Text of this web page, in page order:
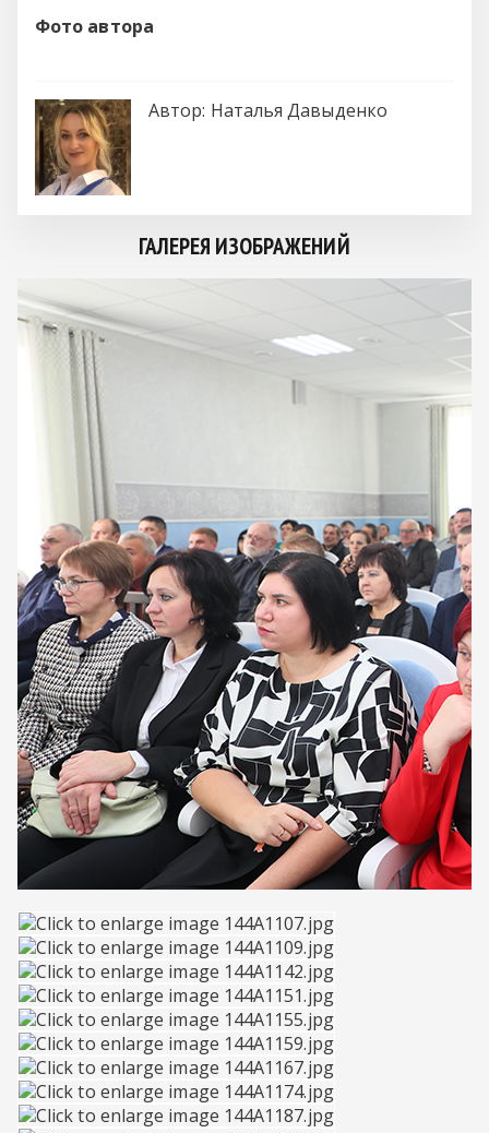
Фото автора
Автор: Наталья Давыденко
ГАЛЕРЕЯ ИЗОБРАЖЕНИЙ